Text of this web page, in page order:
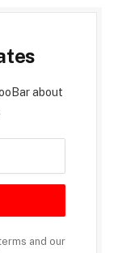
about
and our